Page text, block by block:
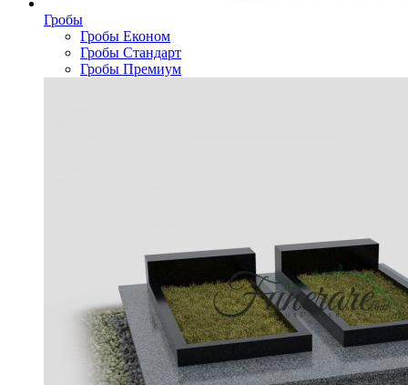
Гробы
Гробы Економ
Гробы Стандарт
Гробы Премиум